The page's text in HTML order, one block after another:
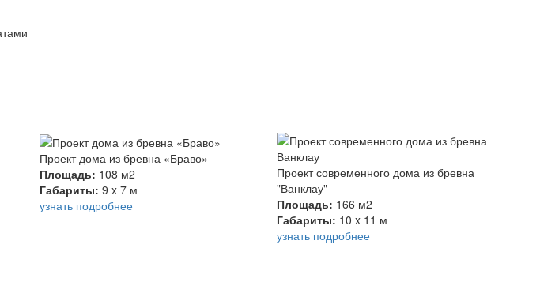
Проект дома из бревна «Браво»
Площадь: 108 м2
Габариты: 9 x 7 м
узнать подробнее
Проект современного дома из бревна
"Ванклау"
Площадь: 166 м2
Габариты: 10 x 11 м
узнать подробнее